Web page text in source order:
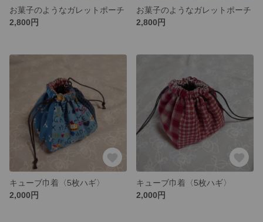
お菓子のようなガレットポーチ
2,800円
お菓子のようなガレットポーチ
2,800円
キューブ巾着〈5枚ハギ〉
2,000円
キューブ巾着〈5枚ハギ〉
2,000円